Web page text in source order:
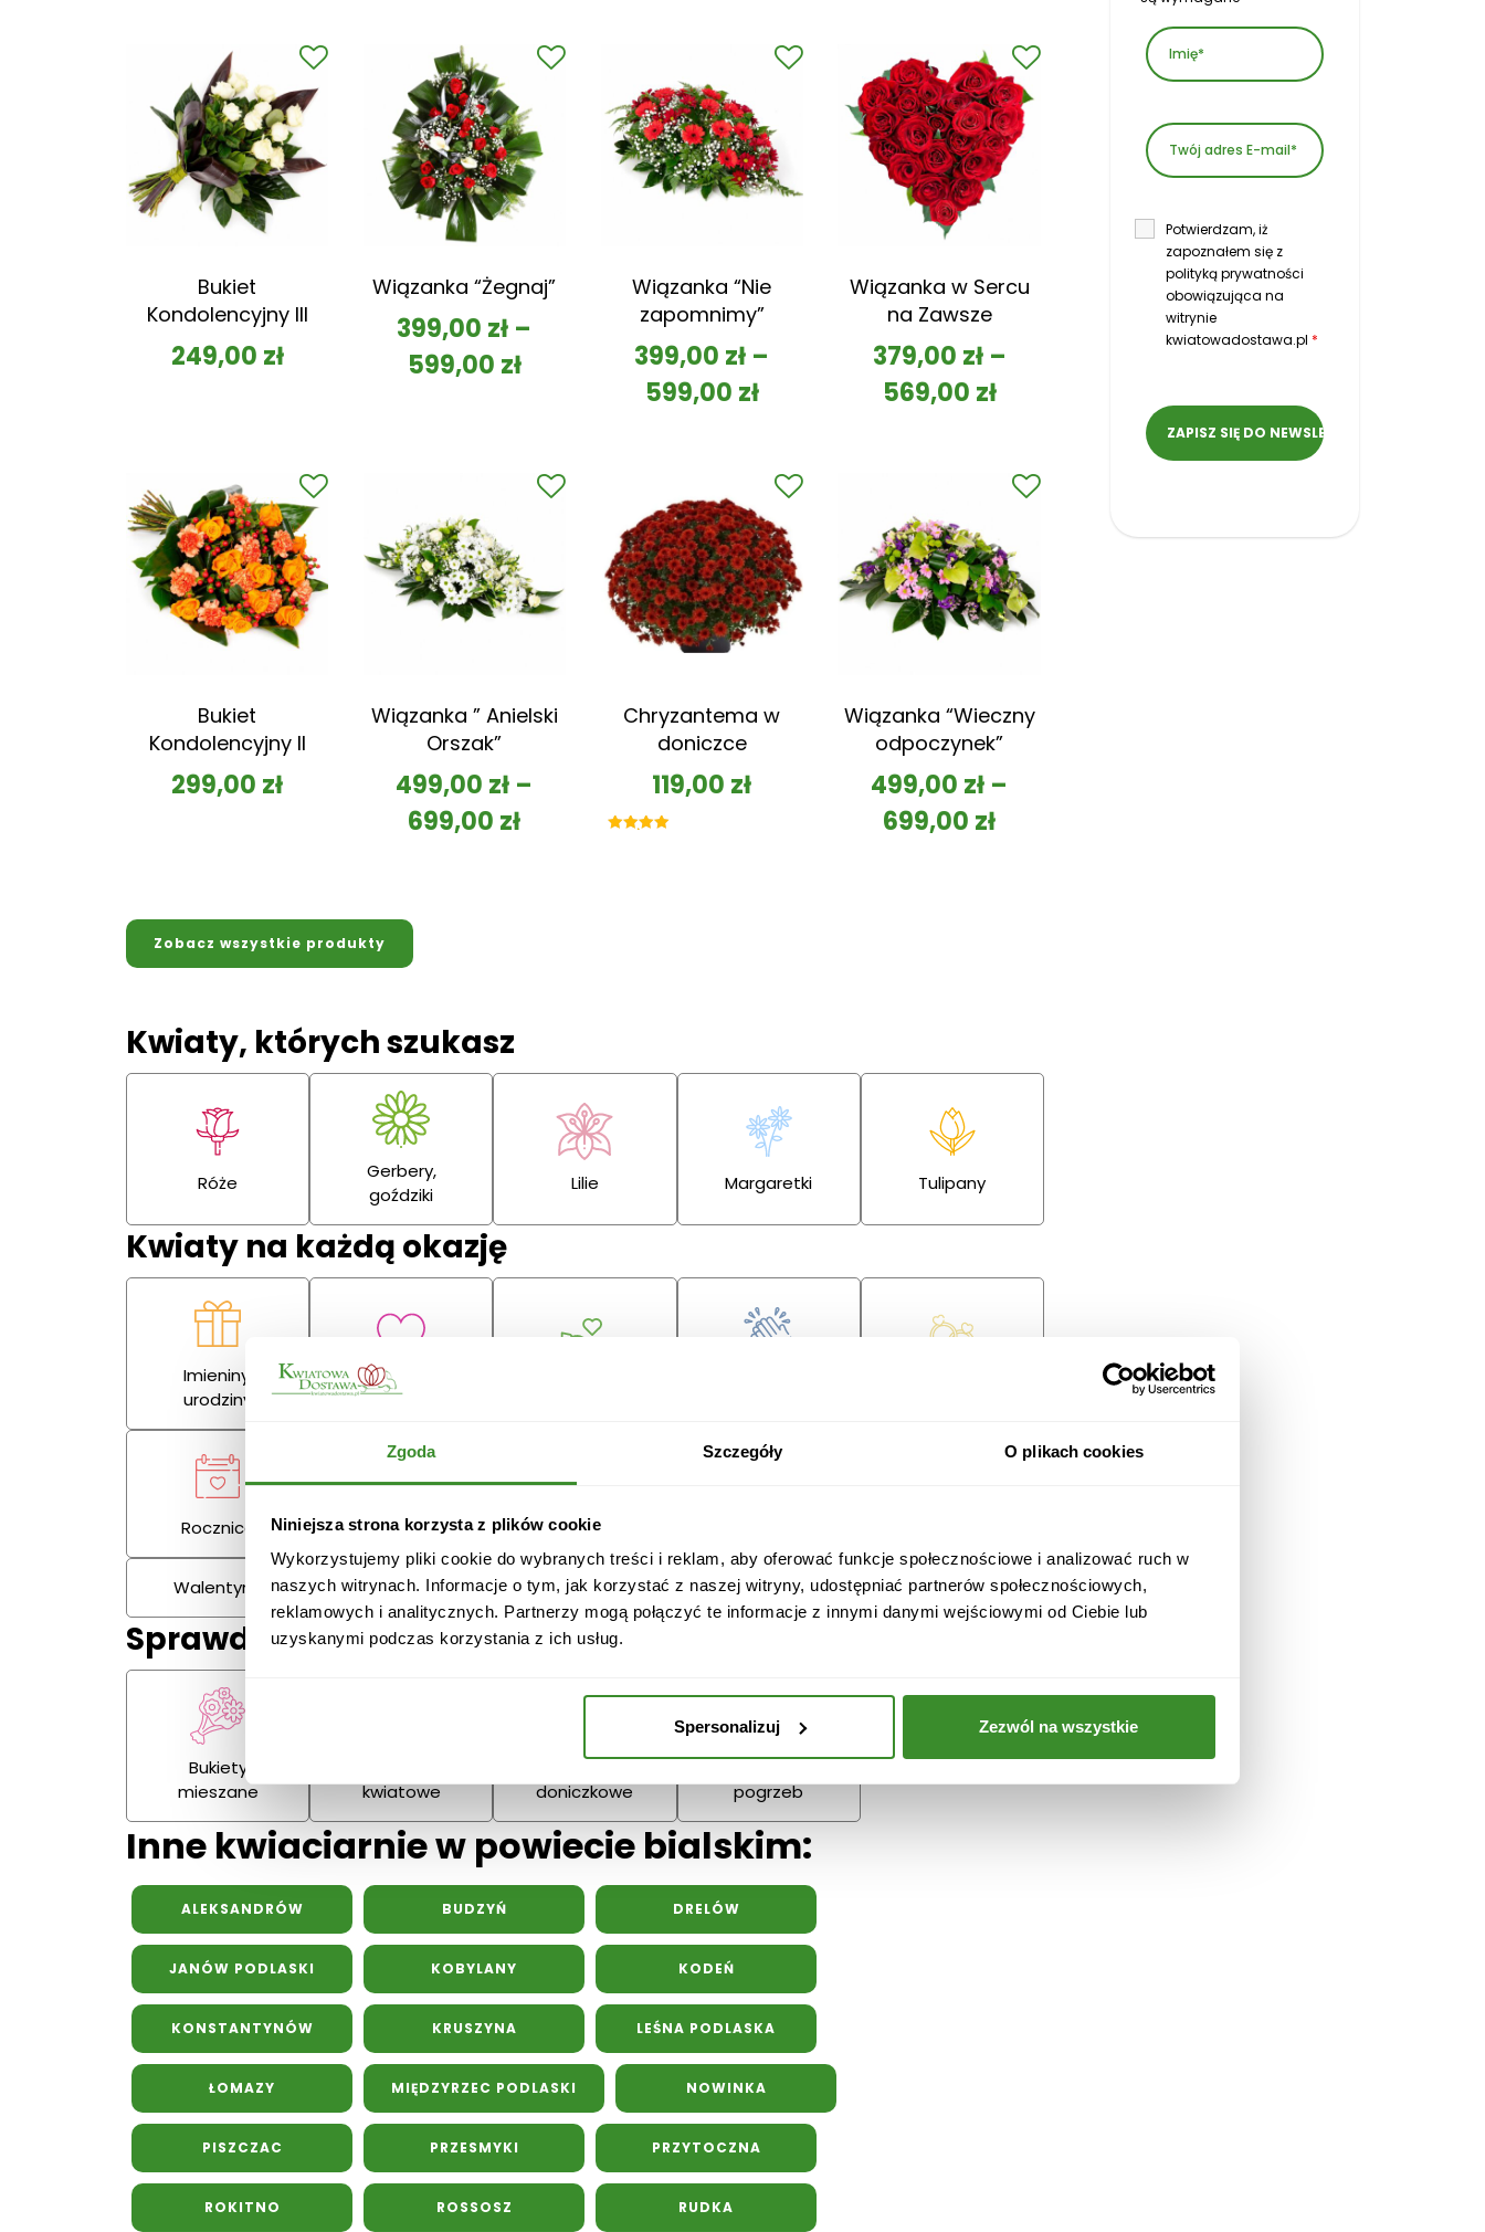
Zgoda Szczegóły O plikach cookies
Niniejsza strona korzysta z plików cookie
Wykorzystujemy pliki cookie do wybranych treści i reklam, aby oferować funkcje społecznościowe i analizować ruch w
naszych witrynach. Informacje o tym, jak korzystać z naszej witryny, udostępniać partnerów społecznościowych,
reklamowych i analitycznych. Partnerzy mogą połączyć te informacje z innymi danymi wejściowymi od Ciebie lub
uzyskanymi podczas korzystania z ich usług.
Spersonalizuj Zezwól na wszystkie
Bukiet
Kondolencyjny III
249,00 zł
Wiązanka “Żegnaj”
399,00 zł –
599,00 zł
Wiązanka “Nie
zapomnimy”
399,00 zł –
599,00 zł
Wiązanka w Sercu
na Zawsze
379,00 zł–
569,00 zł
Bukiet
Kondolencyjny II
299,00 zł
Wiązanka ” Anielski
Orszak”
499,00 zł –
699,00 zł
Chryzantema w
doniczce
119,00 zł
Wiązanka “Wieczny
odpoczynek”
499,00 zł –
699,00 zł
Zobacz wszystkie produkty
Kwiaty, których szukasz
Róże
Gerbery,
goździki
Lilie Margaretki Tulipany
Kwiaty na każdą okazję
Imieniny,
urodziny
Miłość
Rocznica Kondolencje Podziękowania
Walentynki Dzień Kobiet Wielkanoc Dzień Mamy Dzień Ojca
Sprawdź również:
Bukiety
mieszane
kwiatowe
doniczkowe
pogrzeb
Inne kwiaciarnie w powiecie bialskim:
ALEKSANDRÓW BUDZYŃ DRELÓW
JANÓW PODLASKI KOBYLANY KODEŃ
KONSTANTYNÓW KRUSZYNA LEŚNA PODLASKA
ŁOMAZY MIĘDZYRZEC PODLASKI NOWINKA
PISZCZAC PRZESMYKI PRZYTOCZNA
ROKITNO ROSSOSZ RUDKA
Potwierdzam, iż
zapoznałem się z
polityką prywatności
obowiązująca na
witrynie
kwiatowadostawa.pl *